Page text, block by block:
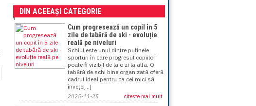
DIN ACEEAȘI CATEGORIE
Cum progresează un copil în 5
zile de tabără de ski - evoluție
reală pe niveluri
Schiul este unul dintre puținele
sporturi în care progresul copiilor
poate fi vizibil de la o zi la alta. O
tabără de schi bine organizată oferă
cadrul ideal pentru ca cei mici să
învețe[...]
2025-11-25 citeste mai mult